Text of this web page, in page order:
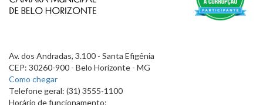
Av. dos Andradas, 3.100 - Santa Efigênia
CEP: 30260-900 - Belo Horizonte - MG
Como chegar
Telefone geral: (31) 3555-1100
Horário de funcionamento: